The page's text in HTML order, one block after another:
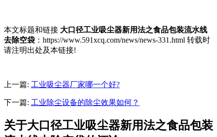
本文标题和链接 大口径工业吸尘器新用法之食品包装流水线
去除空袋 ：https://www.591xcq.com/news/news-331.html 转载时
请注明出处及本链接!
上一篇: 工业吸尘器厂家哪一个好?
下一篇: 工业除尘设备的除尘效果如何？
关于大口径工业吸尘器新用法之食品包装